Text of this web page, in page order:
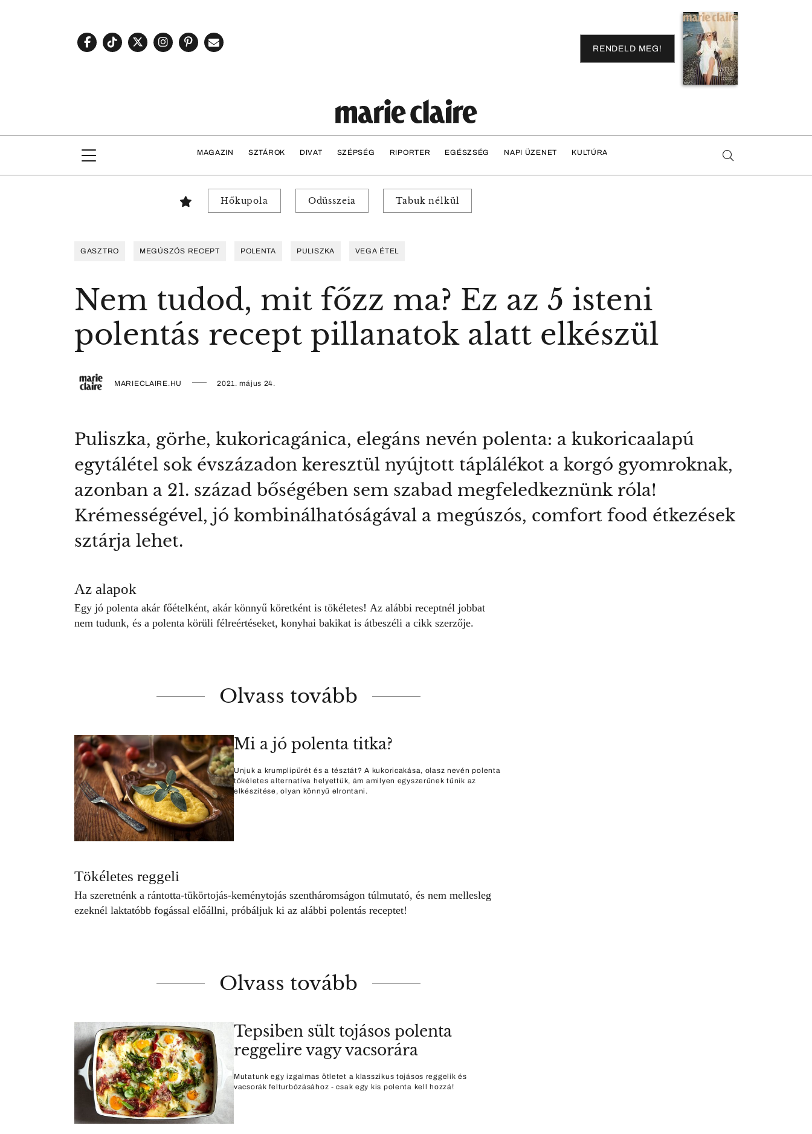
RENDELD MEG!
MAGAZIN SZTÁROK DIVAT SZÉPSÉG RIPORTER EGÉSZSÉG NAPI ÜZENET KULTÚRA
Hőkupola Odüsszeia Tabuk nélkül
GASZTRO MEGÚSZÓS RECEPT POLENTA PULISZKA VEGA ÉTEL
Nem tudod, mit főzz ma? Ez az 5 isteni
polentás recept pillanatok alatt elkészül
MARIECLAIRE.HU 2021. május 24.
Puliszka, görhe, kukoricagánica, elegáns nevén polenta: a kukoricaalapú
egytálétel sok évszázadon keresztül nyújtott táplálékot a korgó gyomroknak,
azonban a 21. század bőségében sem szabad megfeledkeznünk róla!
Krémességével, jó kombinálhatóságával a megúszós, comfort food étkezések
sztárja lehet.
Az alapok
Egy jó polenta akár főételként, akár könnyű köretként is tökéletes! Az alábbi receptnél jobbat
nem tudunk, és a polenta körüli félreértéseket, konyhai bakikat is átbeszéli a cikk szerzője.
Olvass tovább
Mi a jó polenta titka?
Unjuk a krumplipürét és a tésztát? A kukoricakása, olasz nevén polenta
tökéletes alternatíva helyettük, ám amilyen egyszerűnek tűnik az
elkészítése, olyan könnyű elrontani.
Tökéletes reggeli
Ha szeretnénk a rántotta-tükörtojás-keménytojás szentháromságon túlmutató, és nem mellesleg
ezeknél laktatóbb fogással előállni, próbáljuk ki az alábbi polentás receptet!
Olvass tovább
Tepsiben sült tojásos polenta
reggelire vagy vacsorára
Mutatunk egy izgalmas ötletet a klasszikus tojásos reggelik és
vacsorák felturbózásához - csak egy kis polenta kell hozzá!